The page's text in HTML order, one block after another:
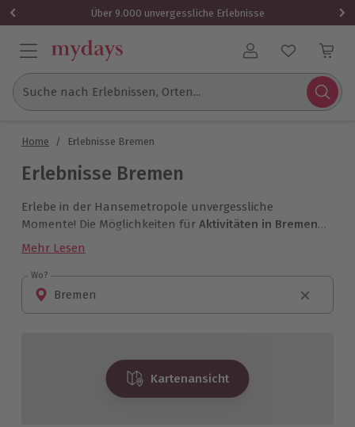
Über 9.000 unvergessliche Erlebnisse
Benutzerkonto
Suche nach Erlebnissen, Orten...
Home / Erlebnisse Bremen
Erlebnisse Bremen
Erlebe in der Hansemetropole unvergessliche
Momente! Die Möglichkeiten für Aktivitäten in Bremen
sind vielfältig: Ob Kulinarik beim Candle-Light-Dinner
Entdecke bei einem Malkurs die eigene kreative Ader –
hier findet jedermann das passende Erlebnis!
Mehr Lesen
Wo?
Wo?
Kartenansicht